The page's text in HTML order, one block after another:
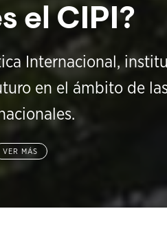
el CIPI?
Internacional,
en el ámbito de
VER MÁS